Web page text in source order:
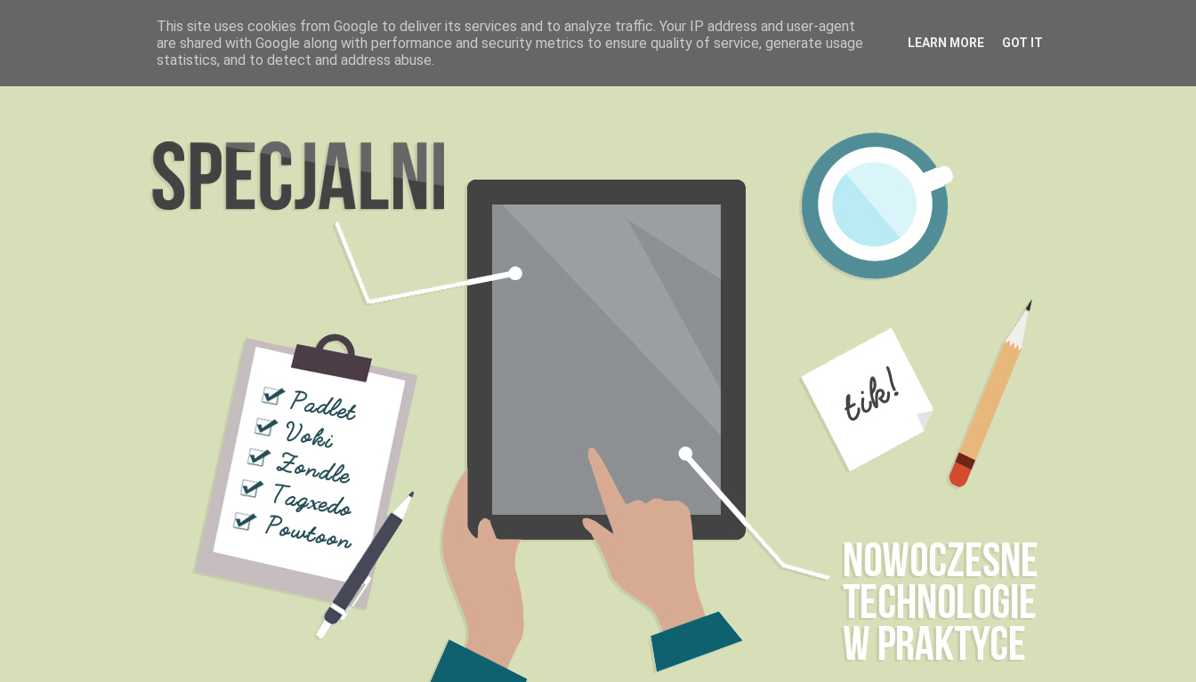
This site uses cookies from Google to deliver its services and to analyze traffic. Your IP address and user-agent
are shared with Google along with performance and security metrics to ensure quality of service, generate usage
statistics, and to detect and address abuse.
LEARN MORE GOT IT